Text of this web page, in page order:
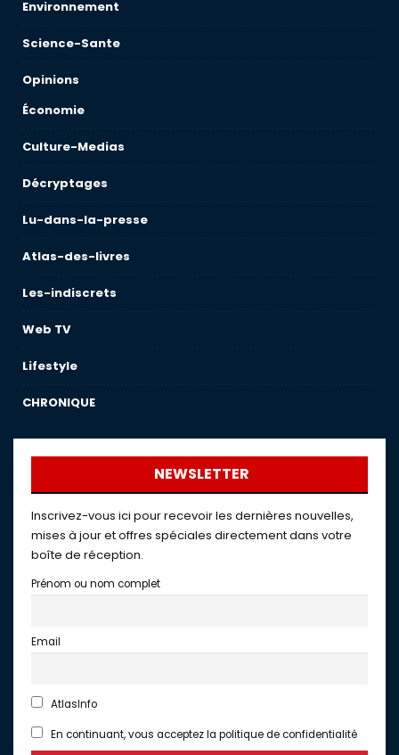
Environnement
Science-Sante
Opinions
Économie
Culture-Medias
Décryptages
Lu-dans-la-presse
Atlas-des-livres
Les-indiscrets
Web TV
Lifestyle
CHRONIQUE
NEWSLETTER
Inscrivez-vous ici pour recevoir les dernières nouvelles,
mises à jour et offres spéciales directement dans votre
boîte de réception.
Prénom ou nom complet
Email
AtlasInfo
En continuant, vous acceptez la politique de confidentialité